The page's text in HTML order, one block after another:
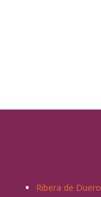
Ribera de Duero